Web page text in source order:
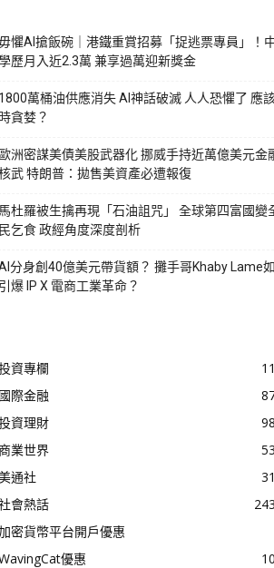
懼AI搶飯碗｜港鐵重賞招募「捉逃票專員」！
歷月入近2.3萬 兼享過萬迎新獎金
1800萬桶油供應消失 AI神話破滅 人人恐懼了 應
時貪婪？
洲密謀美債美股武器化 挪威手持近萬億美元金
武 特朗普：拋售美資產必遭報復
馬杜羅被生擒再現「石油詛咒」 全球第四富國變
民乞食 政經角度深度剖析
分身創40億美元帶貨額？ 攤手哥Khaby Lame
引爆 IP X 電商工業革命？
資專欄
國際金融
資理財
業世界
通社
會熱話
密貨幣平台開戶優惠
優惠